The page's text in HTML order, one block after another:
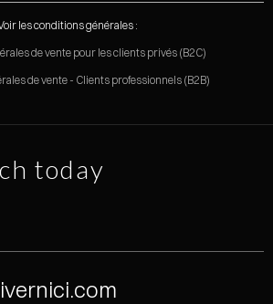
les conditions générales :
de vente pour les clients privés (B2C)
de vente - Clients professionnels (B2B)
today